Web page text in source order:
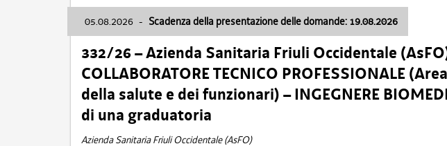
05.08.2026 - Scadenza della presentazione delle domande: 19.08.2026
332/26 – Azienda Sanitaria Friuli Occidentale
COLLABORATORE TECNICO PROFESSIONALE
della salute e dei funzionari) – INGEGNERE
di una graduatoria
Azienda Sanitaria Friuli Occidentale (AsFO)